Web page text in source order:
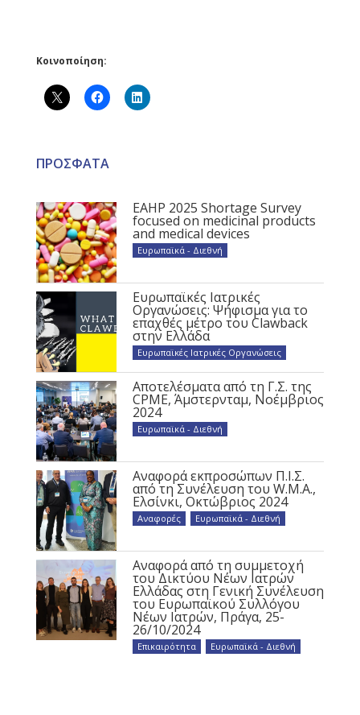
Κοινοποίηση:
ΠΡΟΣΦΑΤΑ
EAHP 2025 Shortage Survey
focused on medicinal products
and medical devices
Ευρωπαϊκά - Διεθνή
Ευρωπαϊκές Ιατρικές
Οργανώσεις: Ψήφισμα για το
επαχθές μέτρο του Clawback
στην Ελλάδα
Ευρωπαϊκές Ιατρικές Οργανώσεις
Αποτελέσματα από τη Γ.Σ. της
CPME, Άμστερνταμ, Νοέμβριος
2024
Ευρωπαϊκά - Διεθνή
Αναφορά εκπροσώπων Π.Ι.Σ.
από τη Συνέλευση του W.M.A.,
Ελσίνκι, Οκτώβριος 2024
Αναφορές Ευρωπαϊκά - Διεθνή
Αναφορά από τη συμμετοχή
του Δικτύου Νέων Ιατρών
Ελλάδας στη Γενική Συνέλευση
του Ευρωπαϊκού Συλλόγου
Νέων Ιατρών, Πράγα, 25-
26/10/2024
Επικαιρότητα Ευρωπαϊκά - Διεθνή